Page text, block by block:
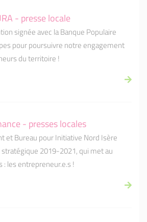
- presse locale
signée avec la Banque Populaire
pour poursuivre notre engagement
du territoire !
- presses locales
et Bureau pour Initiative Nord Isère
2019-2021, qui met au
les entrepreneur.e.s !